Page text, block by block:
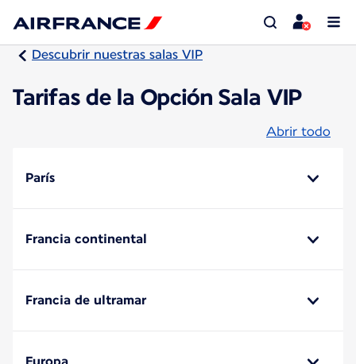
Descubrir nuestras salas VIP
Tarifas de la Opción Sala VIP
Abrir todo
París
Francia continental
Francia de ultramar